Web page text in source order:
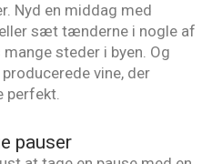
Nyd en middag med
sæt tænderne i nogle af
steder i byen. Og
vine, der
perfekt.
pauser